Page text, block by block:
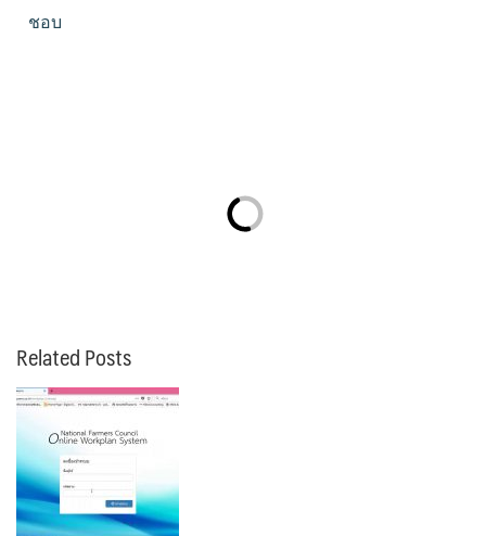
ชอบ
Related Posts